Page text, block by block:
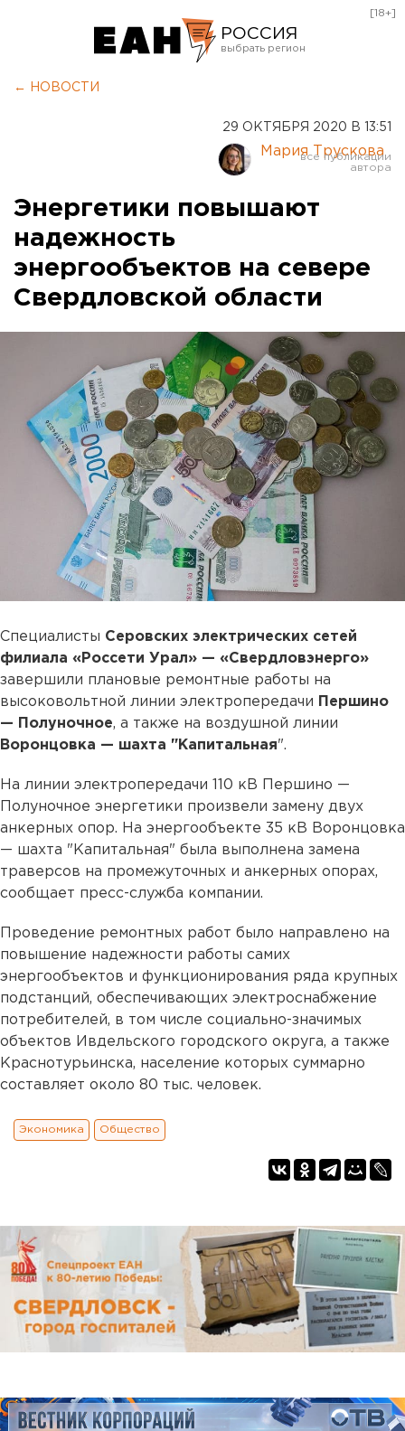
РОССИЯ
Курган
Оренбург
[18+]
← НОВОСТИ
29 ОКТЯБРЯ 2020 В 13:51
Мария Трускова
Энергетики повышают
надежность
энергообъектов на севере
Свердловской области
Специалисты Серовских электрических сетей
филиала «Россети Урал» — «Свердловэнерго»
завершили плановые ремонтные работы на
высоковольтной линии электропередачи
Першино
— Полуночное, а также на воздушной линии
Воронцовка — шахта "Капитальная".
На линии электропередачи 110 кВ Першино —
Полуночное энергетики произвели замену двух
анкерных опор. На энергообъекте 35 кВ Воронцовка
— шахта "Капитальная" была выполнена замена
траверсов на промежуточных и анкерных опорах,
сообщает пресс-служба компании.
Проведение ремонтных работ было направлено на
повышение надежности работы самих
энергообъектов и функционирования ряда крупных
подстанций, обеспечивающих электроснабжение
потребителей, в том числе социально-значимых
объектов Ивдельского городского округа, а также
Краснотурьинска, население которых суммарно
составляет около 80 тыс. человек.
Экономика Общество